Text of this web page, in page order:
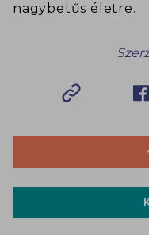
nagybetűs életre.